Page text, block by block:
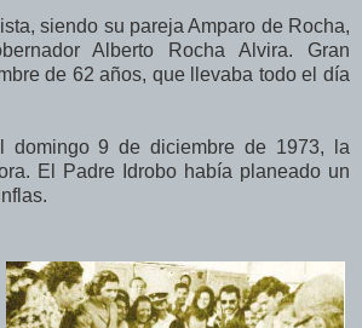
siendo su pareja Amparo de Rocha,
Alberto Rocha Alvira. Gran
de 62 años, que llevaba todo el día
domingo 9 de diciembre de 1973, la
El Padre Idrobo había planeado un